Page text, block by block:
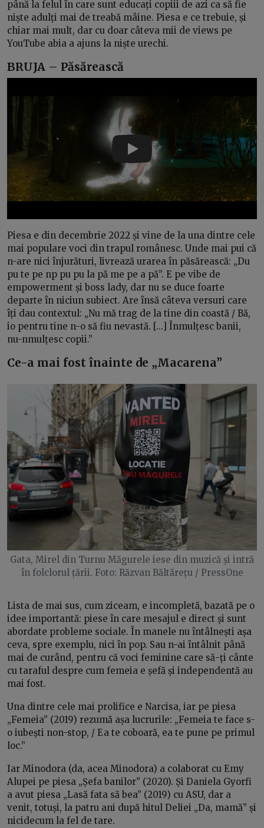
până la felul în care sunt educați copiii de azi ca să fie
niște adulți mai de treabă mâine. Piesa e ce trebuie, și
chiar mai mult, dar cu doar câteva mii de views pe
YouTube abia a ajuns la niște urechi.
BRUJA – Păsărească
Play
Piesa e din decembrie 2022 și vine de la una dintre cele
mai populare voci din trapul românesc. Unde mai pui că
n-are nici înjurături, livrează urarea în păsărească: „Du
pu te pe np pu pu la pă me pe a pă”. E pe vibe de
empowerment și boss lady, dar nu se duce foarte
departe în niciun subiect. Are însă câteva versuri care
îți dau contextul: „Nu mă trag de la tine din coastă / Bă,
io pentru tine n-o să fiu nevastă. [...] Înmulțesc banii,
nu-nmulțesc copii.”
Ce-a mai fost înainte de „Macarena”
Gata, Mirel din Turnu Măgurele iese din muzică și intră
în folclorul țării. Foto: Răzvan Băltărețu / PressOne
Lista de mai sus, cum ziceam, e incompletă, bazată pe o
idee importantă: piese în care mesajul e direct și sunt
abordate probleme sociale. În manele nu întâlnești așa
ceva, spre exemplu, nici în pop. Sau n-ai întâlnit până
mai de curând, pentru că voci feminine care să-ți cânte
cu taraful despre cum femeia e șefă și independentă au
mai fost.
Una dintre cele mai prolifice e Narcisa, iar pe piesa
„Femeia” (2019) rezumă așa lucrurile: „Femeia te face s-
o iubești non-stop, / Ea te coboară, ea te pune pe primul
loc.”
Iar Minodora (da, acea Minodora) a colaborat cu Emy
Alupei pe piesa „Șefa banilor” (2020). Și Daniela Gyorfi
a avut piesa „Lasă fata să bea” (2019) cu ASU, dar a
venit, totuși, la patru ani după hitul Deliei „Da, mamă” și
nicidecum la fel de tare.